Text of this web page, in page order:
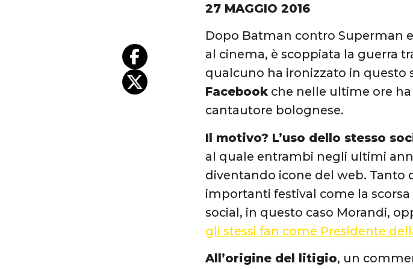
27 MAGGIO 2016
Dopo Batman contro Superman
al cinema, è scoppiata la guerra
qualcuno ha ironizzato in questo
Facebook che nelle ultime ore
cantautore bolognese.
Il motivo? L’uso dello stesso
al quale entrambi negli ultimi
diventando icone del web. Tanto
importanti festival come la
social, in questo caso Morandi,
gli stessi fan come Presidente
All’origine del litigio, un